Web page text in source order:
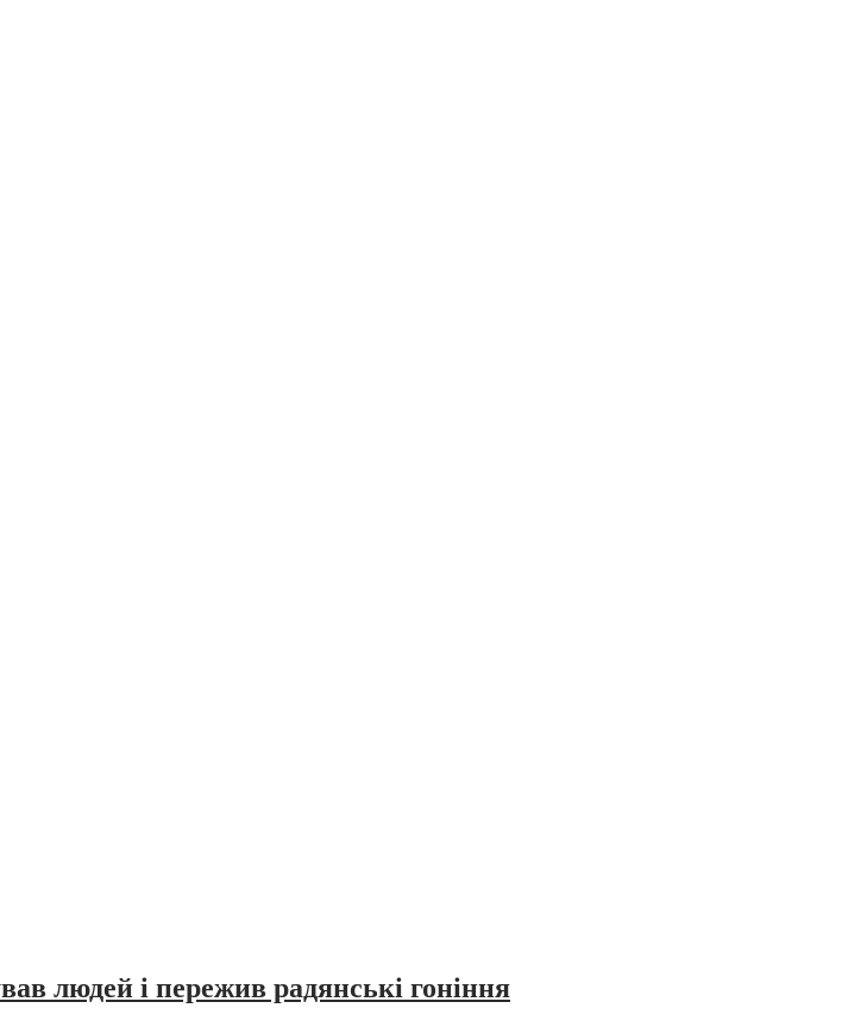
людей і пережив радянські гоніння